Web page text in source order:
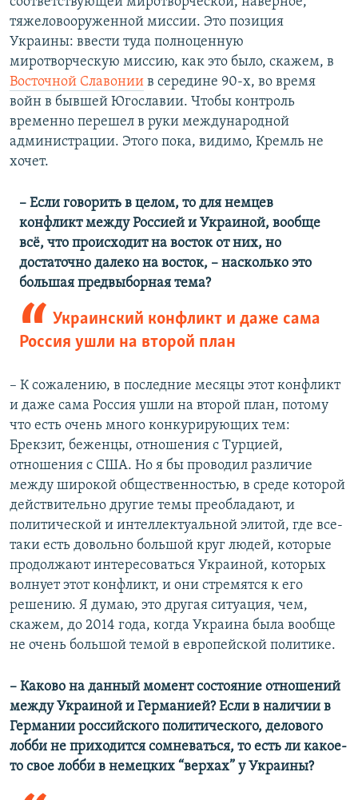
тяжеловооруженной миссии. Это позиция
Украины: ввести туда полноценную
миротворческую миссию, как это было, скажем, в
Восточной Славонии в середине 90-х, во время
войн в бывшей Югославии. Чтобы контроль
временно перешел в руки международной
администрации. Этого пока, видимо, Кремль не
хочет.
​– Если говорить в целом, то для немцев
конфликт между Россией и Украиной, вообще
всё, что происходит на восток от них, но
достаточно далеко на восток, – насколько это
большая предвыборная тема?
Украинский конфликт и даже сама
Россия ушли на второй план
– К сожалению, в последние месяцы этот конфликт
и даже сама Россия ушли на второй план, потому
что есть очень много конкурирующих тем:
Брекзит, беженцы, отношения с Турцией,
отношения с США. Но я бы проводил различие
между широкой общественностью, в среде которой
действительно другие темы преобладают, и
политической и интеллектуальной элитой, где все-
таки есть довольно большой круг людей, которые
продолжают интересоваться Украиной, которых
волнует этот конфликт, и они стремятся к его
решению. Я думаю, это другая ситуация, чем,
скажем, до 2014 года, когда Украина была вообще
не очень большой темой в европейской политике.
– Каково на данный момент состояние отношений
между Украиной и Германией? Если в наличии в
Германии российского политического, делового
лобби не приходится сомневаться, то есть ли какое-
то свое лобби в немецких “верхах” у Украины?